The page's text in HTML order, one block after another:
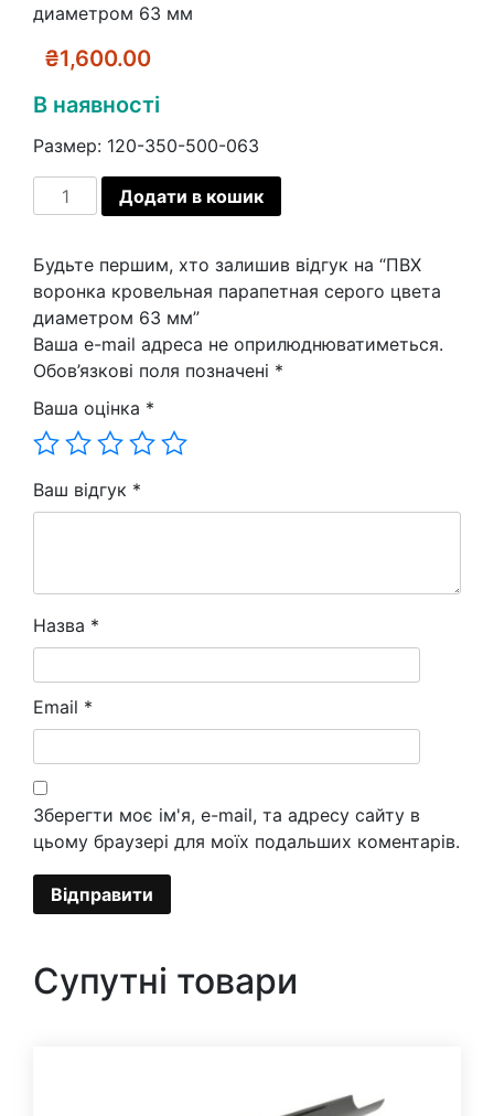
диаметром 63 мм
₴1,600.00
В наявності
Размер: 120-350-500-063
ПВХ
воронка
парапетная
серого
цвета
диаметром
63
мм
кількість
Додати в кошик
Будьте першим, хто залишив відгук на “ПВХ
воронка кровельная парапетная серого цвета
диаметром 63 мм”
Ваша e-mail адреса не оприлюднюватиметься.
Обов’язкові поля позначені *
Ваша оцінка *
Ваш відгук *
Назва *
Email *
Зберегти моє ім'я, e-mail, та адресу сайту в
цьому браузері для моїх подальших коментарів.
Супутні товари